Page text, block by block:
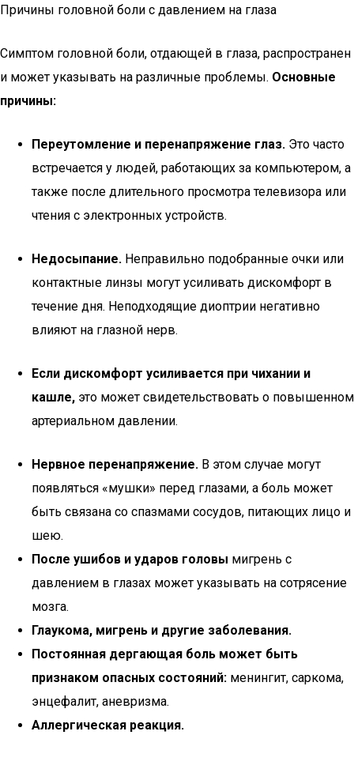
Причины головной боли с давлением на глаза
Симптом головной боли, отдающей в глаза, распространен
и может указывать на различные проблемы. Основные
причины:
Переутомление и перенапряжение глаз. Это часто
встречается у людей, работающих за компьютером, а
также после длительного просмотра телевизора или
чтения с электронных устройств.
Недосыпание. Неправильно подобранные очки или
контактные линзы могут усиливать дискомфорт в
течение дня. Неподходящие диоптрии негативно
влияют на глазной нерв.
Если дискомфорт усиливается при чихании и
кашле, это может свидетельствовать о повышенном
артериальном давлении.
Нервное перенапряжение. В этом случае могут
появляться «мушки» перед глазами, а боль может
быть связана со спазмами сосудов, питающих лицо и
шею.
После ушибов и ударов головы мигрень с
давлением в глазах может указывать на сотрясение
мозга.
Глаукома, мигрень и другие заболевания.
Постоянная дергающая боль может быть
признаком опасных состояний: менингит, саркома,
энцефалит, аневризма.
Аллергическая реакция.